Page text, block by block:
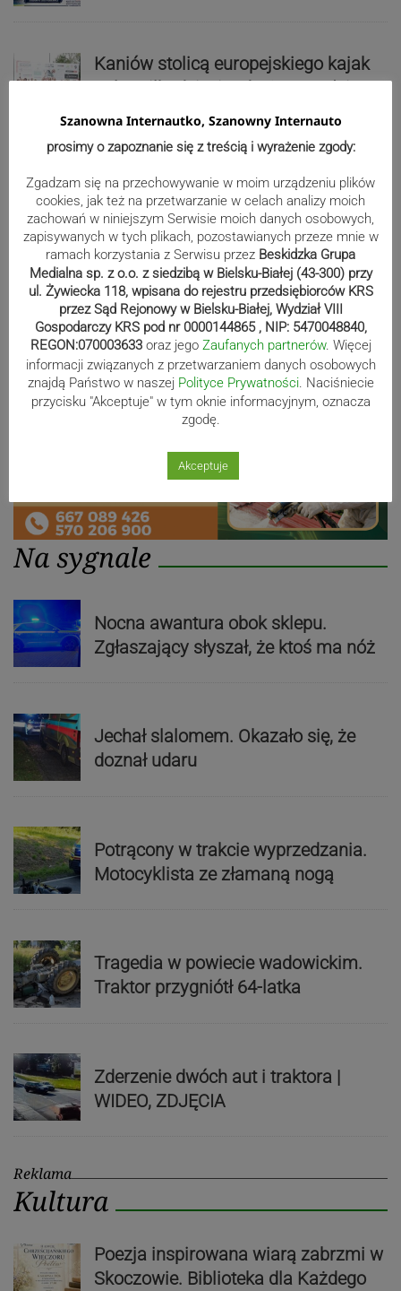
Kaniów stolicą europejskiego kajak
polo. Kilkadziesiąt drużyn z całej
Europy rywalizowało przez trzy dni
Nakamura z dubletem w Wiśle.
Dyskwalifikacja Waszka zmieniła
klasyfikację Polaków
Reklama
Na sygnale
Nocna awantura obok sklepu.
Zgłaszający słyszał, że ktoś ma nóż
Jechał slalomem. Okazało się, że
doznał udaru
Potrącony w trakcie wyprzedzania.
Motocyklista ze złamaną nogą
Tragedia w powiecie wadowickim.
Traktor przygniótł 64-latka
Zderzenie dwóch aut i traktora |
WIDEO, ZDJĘCIA
Reklama
Kultura
Poezja inspirowana wiarą zabrzmi w
Skoczowie. Biblioteka dla Każdego
Szanowna Internautko, Szanowny Internauto
prosimy o zapoznanie się z treścią i wyrażenie zgody:
Zgadzam się na przechowywanie w moim urządzeniu plików
cookies, jak też na przetwarzanie w celach analizy moich
zachowań w niniejszym Serwisie moich danych osobowych,
zapisywanych w tych plikach, pozostawianych przeze mnie w
ramach korzystania z Serwisu przez Beskidzka Grupa
Medialna sp. z o.o. z siedzibą w Bielsku-Białej (43-300) przy
ul. Żywiecka 118, wpisana do rejestru przedsiębiorców KRS
przez Sąd Rejonowy w Bielsku-Białej, Wydział VIII
Gospodarczy KRS pod nr 0000144865 , NIP: 5470048840,
REGON:070003633 oraz jego Zaufanych partnerów. Więcej
informacji związanych z przetwarzaniem danych osobowych
znajdą Państwo w naszej Polityce Prywatności. Naciśniecie
przycisku "Akceptuje" w tym oknie informacyjnym, oznacza
zgodę.
Akceptuje